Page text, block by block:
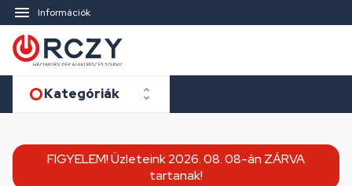
Információk
Kategóriák
FIGYELEM! Üzleteink 2026. 08. 08-án ZÁRVA
tartanak!